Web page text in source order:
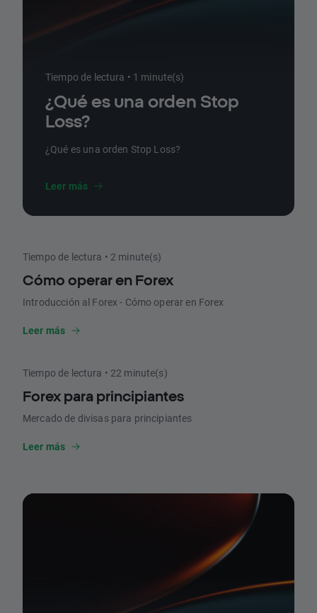
Tiempo de lectura • 1 minute(s)
¿Qué es una orden Stop
Loss?
¿Qué es una orden Stop Loss?
Leer más
Tiempo de lectura • 2 minute(s)
Cómo operar en Forex
Introducción al Forex - Cómo operar en Forex
Leer más
Tiempo de lectura • 22 minute(s)
Forex para principiantes
Mercado de divisas para principiantes
Leer más